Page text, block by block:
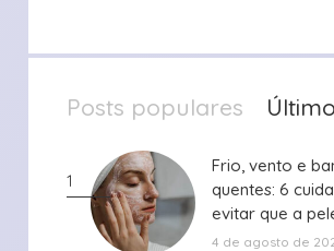
Posts populares
1
Frio, vento e
quentes: 6
evitar que a
durante ...
Frio, vento e
quentes: 6
evitar que a
durante ...
4 de agosto de